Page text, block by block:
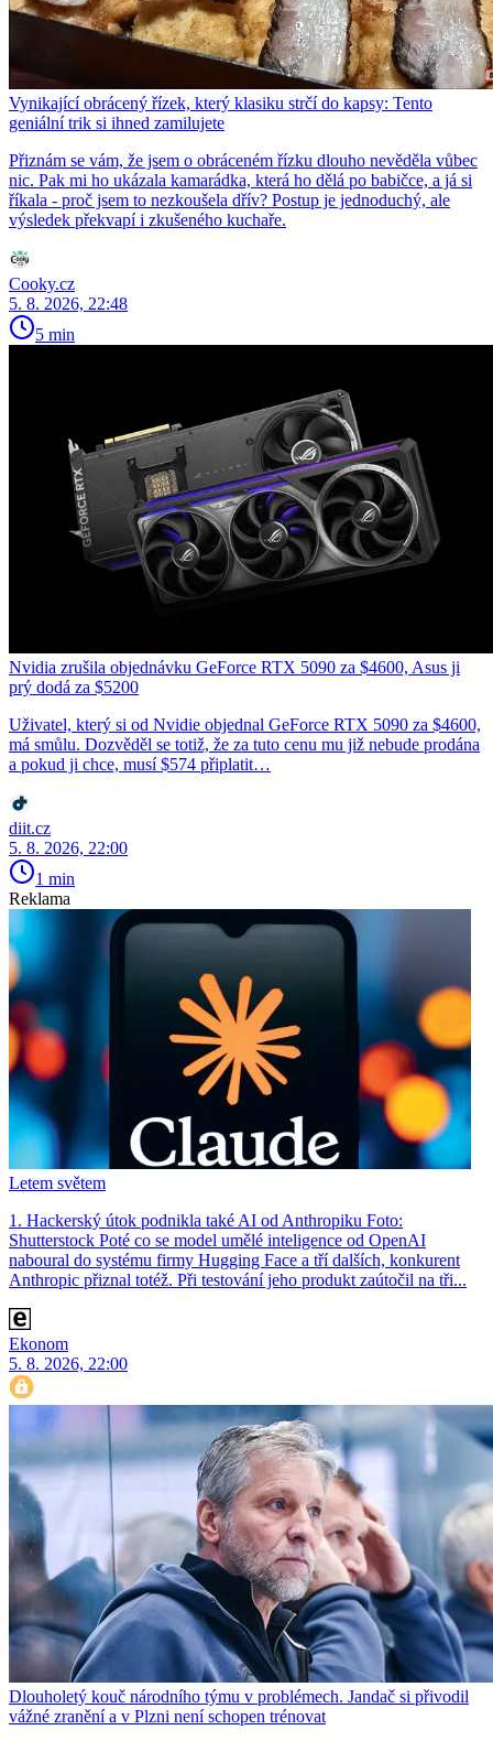
Vynikající obrácený řízek, který klasiku strčí do kapsy: Tento
geniální trik si ihned zamilujete
Přiznám se vám, že jsem o obráceném řízku dlouho nevěděla vůbec
nic. Pak mi ho ukázala kamarádka, která ho dělá po babičce, a já si
říkala - proč jsem to nezkoušela dřív? Postup je jednoduchý, ale
výsledek překvapí i zkušeného kuchaře.
Cooky.cz
5. 8. 2026, 22:48
5 min
Nvidia zrušila objednávku GeForce RTX 5090 za $4600, Asus ji
prý dodá za $5200
Uživatel, který si od Nvidie objednal GeForce RTX 5090 za $4600,
má smůlu. Dozvěděl se totiž, že za tuto cenu mu již nebude prodána
a pokud ji chce, musí $574 připlatit…
diit.cz
5. 8. 2026, 22:00
1 min
Reklama
Letem světem
1. Hackerský útok podnikla také AI od Anthropiku Foto:
Shutterstock Poté co se model umělé inteligence od OpenAI
naboural do systému firmy Hugging Face a tří dalších, konkurent
Anthro­pic přiznal totéž. Při testování jeho produkt zaútočil na tři...
Ekonom
5. 8. 2026, 22:00
Dlouholetý kouč národního týmu v problémech. Jandač si přivodil
vážné zranění a v Plzni není schopen trénovat